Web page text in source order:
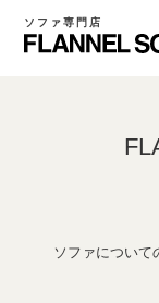
ソファ専門店
ソファについて